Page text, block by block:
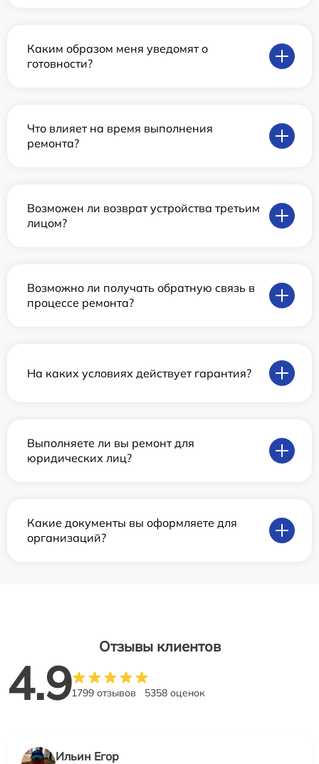
Каким образом меня уведомят о
готовности?
Что влияет на время выполнения
ремонта?
Возможен ли возврат устройства третьим
лицом?
Возможно ли получать обратную связь в
процессе ремонта?
На каких условиях действует гарантия?
Выполняете ли вы ремонт для
юридических лиц?
Какие документы вы оформляете для
организаций?
Отзывы клиентов
4.91799 отзывов 5358 оценок
Ильин Егор